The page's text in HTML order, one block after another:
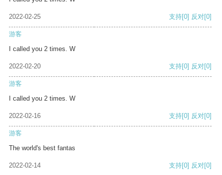
2022-02-25 支持[0] 反对[0]
游客
I called you 2 times. W
2022-02-20 支持[0] 反对[0]
游客
I called you 2 times. W
2022-02-16 支持[0] 反对[0]
游客
The world's best fantas
2022-02-14 支持[0] 反对[0]